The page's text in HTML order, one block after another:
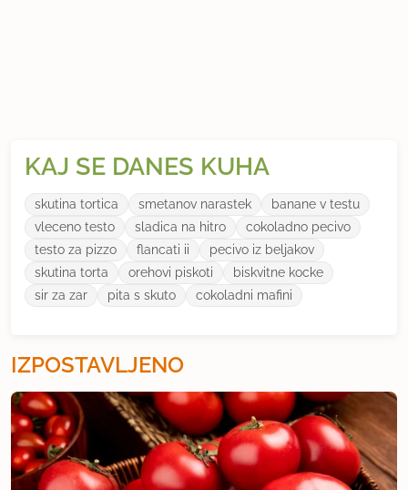
KAJ SE DANES KUHA
skutina tortica smetanov narastek
banane v testu
vleceno testo
sladica na hitro
cokoladno pecivo
testo za pizzo
flancati ii
pecivo iz beljakov
skutina torta
orehovi piskoti
biskvitne kocke
sir za zar
pita s skuto cokoladni mafini
IZPOSTAVLJENO